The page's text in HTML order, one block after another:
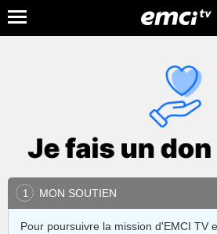
1 MON SOUTIEN
Pour poursuivre la mission d'EMCI TV